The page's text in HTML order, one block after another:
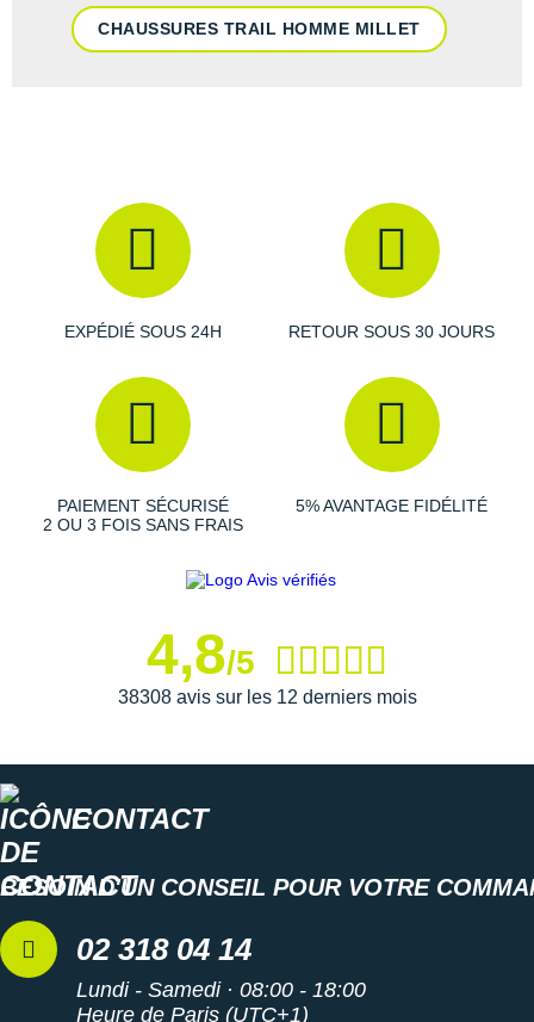
CHAUSSURES TRAIL HOMME MILLET
EXPÉDIÉ SOUS 24H RETOUR SOUS 30 JOURS
PAIEMENT SÉCURISÉ
2 OU 3 FOIS SANS FRAIS
5% AVANTAGE FIDÉLITÉ
4,8/5
38308 avis sur les 12 derniers mois
CONTACT
BESOIN D'UN CONSEIL POUR VOTRE
02 318 04 14
Lundi - Samedi · 08:00 - 18:00
Heure de Paris (UTC+1)